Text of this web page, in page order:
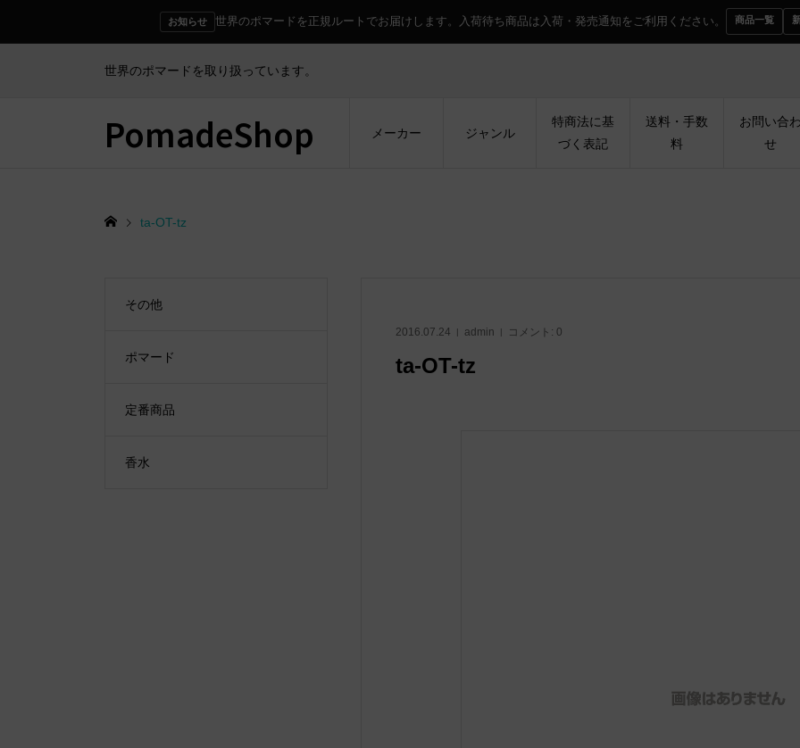
お知らせ 世界のポマードを正規ルートでお届けします。入荷待ち商品は入荷・発売通知をご利用ください。 商品一覧
世界のポマードを取り扱っています。
PomadeShop メーカー ジャンル
特商法に基
づく表記
送料・手数
料
お問い合
せ
ta-OT-tz
2016.07.24 admin コメント: 0
ta-OT-tz
その他
ポマード
定番商品
香水